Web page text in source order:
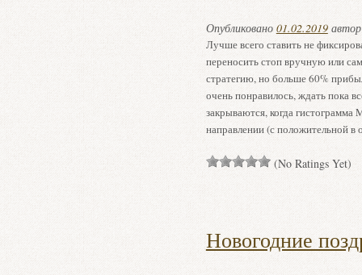
Опубликовано 01.02.2019
Лучше всего ставить не
переносить стоп вручную или
стратегию, но больше 60%
очень понравилось, ждать пока
закрываются, когда
направлении (с положительной
(No Ratings Yet)
Новогодние